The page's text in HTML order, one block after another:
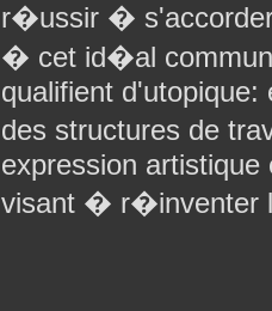
r�ussir �
� cet id�al
qualifient d'utopique:
des structures de
expression
visant �